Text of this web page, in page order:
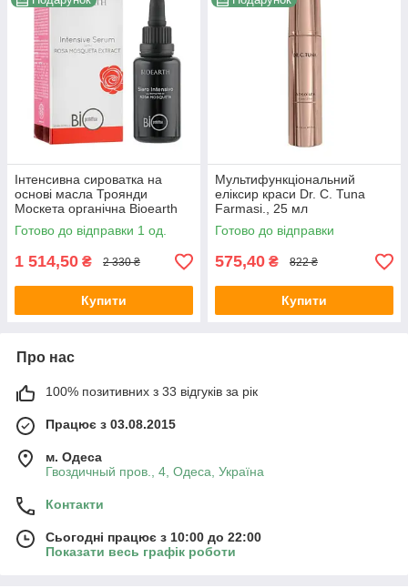
Інтенсивна сироватка на
основі масла Троянди
Москета органічна Bioearth
Bioprotettiva ,30 мл
Готово до відправки 1 од.
1 514,50 ₴ 2 330 ₴
Купити
Мультифункціональний
еліксир краси Dr. C. Tuna
Farmasi., 25 мл
Готово до відправки
575,40 ₴ 822 ₴
Купити
Про нас
100% позитивних з 33 відгуків за рік
Працює з 03.08.2015
м. Одеса
Гвоздичный пров., 4, Одеса, Україна
Контакти
Сьогодні працює з 10:00 до 22:00
Показати весь графік роботи